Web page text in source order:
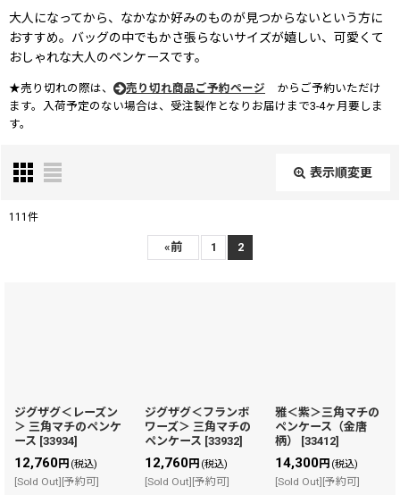
大人になってから、なかなか好みのものが見つからないという方に
おすすめ。バッグの中でもかさ張らないサイズが嬉しい、可愛くて
おしゃれな大人のペンケースです。
★売り切れの際は、 売り切れ商品ご予約ページ からご予約いただけ
ます。入荷予定のない場合は、受注製作となりお届けまで3-4ヶ月要しま
す。
表示順変更
111 件
«前 1 2
ジグザグ＜レーズン
＞ 三角マチのペンケ
ース [33934]
12,760円 (税込)
[Sold Out][予約可]
ジグザグ＜フランボ
ワーズ＞ 三角マチの
ペンケース [33932]
12,760円 (税込)
[Sold Out][予約可]
雅＜紫＞三角マチの
ペンケース（金唐
柄）
[33412]
14,300円 (税込)
[Sold Out][予約可]